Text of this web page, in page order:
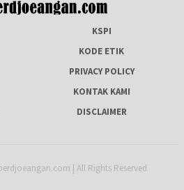
KSPI
KODE ETIK
PRIVACY POLICY
KONTAK KAMI
DISCLAIMER
| All Rights Reserved